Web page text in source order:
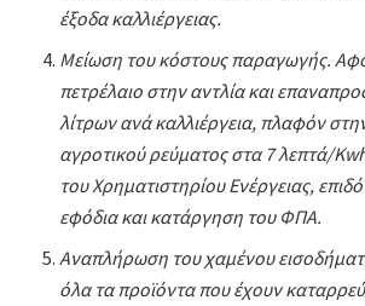
έξοδα καλλιέργειας.
Μείωση του κόστους παραγωγής.
πετρέλαιο στην αντλία και
λίτρων ανά καλλιέργεια, πλαφόν
αγροτικού ρεύματος στα 7 λεπτά/
του Χρηματιστηρίου Ενέργειας,
εφόδια και κατάργηση του ΦΠΑ.
Αναπλήρωση του χαμένου
όλα τα προϊόντα που έχουν